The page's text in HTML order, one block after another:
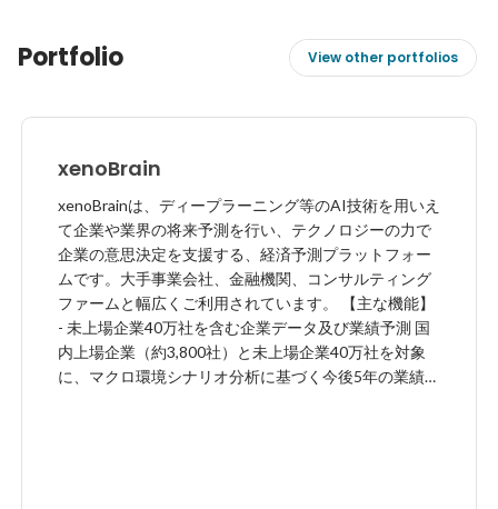
Portfolio View other portfolios
xenoBrain
xenoBrainは、ディープラーニング等のAI技術を用いえ
て企業や業界の将来予測を行い、テクノロジーの⼒で
企業の意思決定を⽀援する、経済予測プラットフォー
ムです。大手事業会社、金融機関、コンサルティング
ファームと幅広くご利用されています。 【主な機能】
- 未上場企業40万社を含む企業データ及び業績予測 国
内上場企業（約3,800社）と未上場企業40万社を対象
に、マクロ環境シナリオ分析に基づく今後5年の業績予